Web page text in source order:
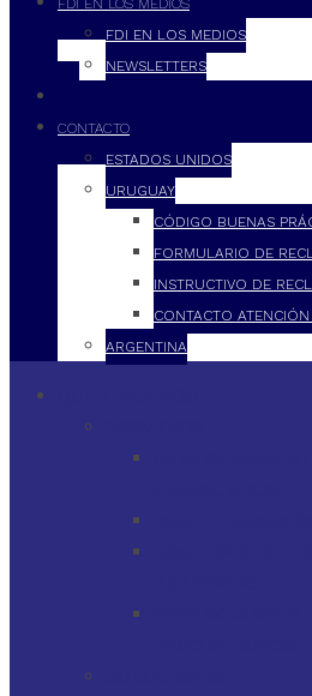
FDI EN LOS MEDIOS
NEWSLETTERS
CONTACTO
ESTADOS UNIDOS
URUGUAY
CÓDIGO BUENAS
FORMULARIO DE
INSTRUCTIVO DE
CONTACTO
ARGENTINA